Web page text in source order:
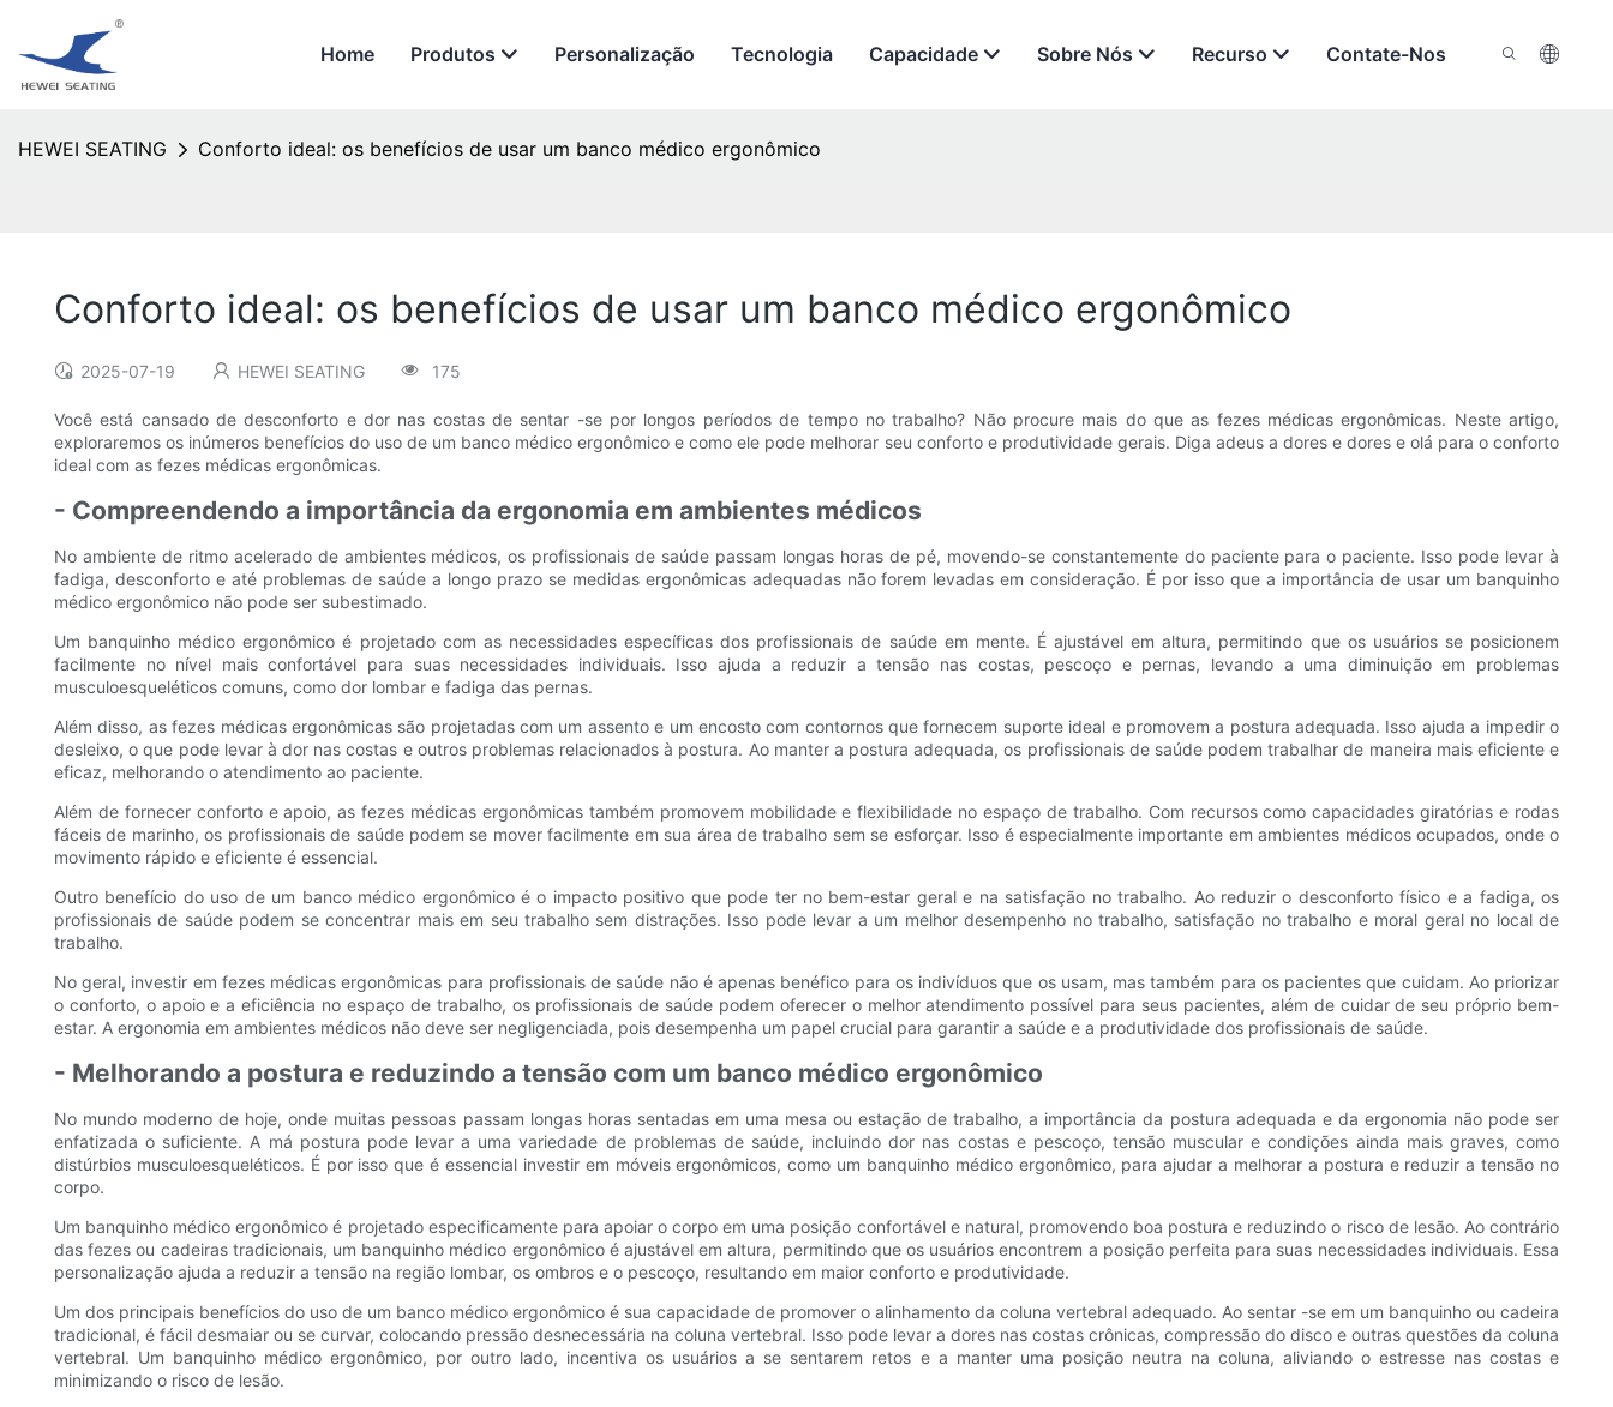
Home Produtos Personalização Tecnologia Capacidade Sobre Nós Recurso Contate-Nos
HEWEI SEATING Conforto ideal: os benefícios de usar um banco médico ergonômico
Conforto ideal: os benefícios de usar um banco médico ergonômico
2025-07-19 HEWEI SEATING 175
Você está cansado de desconforto e dor nas costas de sentar -se por longos períodos de tempo no trabalho? Não procure mais do que as fezes médicas ergonômicas. Neste artigo,
exploraremos os inúmeros benefícios do uso de um banco médico ergonômico e como ele pode melhorar seu conforto e produtividade gerais. Diga adeus a dores e dores e olá para o conforto
ideal com as fezes médicas ergonômicas.
- Compreendendo a importância da ergonomia em ambientes médicos
No ambiente de ritmo acelerado de ambientes médicos, os profissionais de saúde passam longas horas de pé, movendo-se constantemente do paciente para o paciente. Isso pode levar à
fadiga, desconforto e até problemas de saúde a longo prazo se medidas ergonômicas adequadas não forem levadas em consideração. É por isso que a importância de usar um banquinho
médico ergonômico não pode ser subestimado.
Um banquinho médico ergonômico é projetado com as necessidades específicas dos profissionais de saúde em mente. É ajustável em altura, permitindo que os usuários se posicionem
facilmente no nível mais confortável para suas necessidades individuais. Isso ajuda a reduzir a tensão nas costas, pescoço e pernas, levando a uma diminuição em problemas
musculoesqueléticos comuns, como dor lombar e fadiga das pernas.
Além disso, as fezes médicas ergonômicas são projetadas com um assento e um encosto com contornos que fornecem suporte ideal e promovem a postura adequada. Isso ajuda a impedir o
desleixo, o que pode levar à dor nas costas e outros problemas relacionados à postura. Ao manter a postura adequada, os profissionais de saúde podem trabalhar de maneira mais eficiente e
eficaz, melhorando o atendimento ao paciente.
Além de fornecer conforto e apoio, as fezes médicas ergonômicas também promovem mobilidade e flexibilidade no espaço de trabalho. Com recursos como capacidades giratórias e rodas
fáceis de marinho, os profissionais de saúde podem se mover facilmente em sua área de trabalho sem se esforçar. Isso é especialmente importante em ambientes médicos ocupados, onde o
movimento rápido e eficiente é essencial.
Outro benefício do uso de um banco médico ergonômico é o impacto positivo que pode ter no bem-estar geral e na satisfação no trabalho. Ao reduzir o desconforto físico e a fadiga, os
profissionais de saúde podem se concentrar mais em seu trabalho sem distrações. Isso pode levar a um melhor desempenho no trabalho, satisfação no trabalho e moral geral no local de
trabalho.
No geral, investir em fezes médicas ergonômicas para profissionais de saúde não é apenas benéfico para os indivíduos que os usam, mas também para os pacientes que cuidam. Ao priorizar
o conforto, o apoio e a eficiência no espaço de trabalho, os profissionais de saúde podem oferecer o melhor atendimento possível para seus pacientes, além de cuidar de seu próprio bem-
estar. A ergonomia em ambientes médicos não deve ser negligenciada, pois desempenha um papel crucial para garantir a saúde e a produtividade dos profissionais de saúde.
- Melhorando a postura e reduzindo a tensão com um banco médico ergonômico
No mundo moderno de hoje, onde muitas pessoas passam longas horas sentadas em uma mesa ou estação de trabalho, a importância da postura adequada e da ergonomia não pode ser
enfatizada o suficiente. A má postura pode levar a uma variedade de problemas de saúde, incluindo dor nas costas e pescoço, tensão muscular e condições ainda mais graves, como
distúrbios musculoesqueléticos. É por isso que é essencial investir em móveis ergonômicos, como um banquinho médico ergonômico, para ajudar a melhorar a postura e reduzir a tensão no
corpo.
Um banquinho médico ergonômico é projetado especificamente para apoiar o corpo em uma posição confortável e natural, promovendo boa postura e reduzindo o risco de lesão. Ao contrário
das fezes ou cadeiras tradicionais, um banquinho médico ergonômico é ajustável em altura, permitindo que os usuários encontrem a posição perfeita para suas necessidades individuais. Essa
personalização ajuda a reduzir a tensão na região lombar, os ombros e o pescoço, resultando em maior conforto e produtividade.
Um dos principais benefícios do uso de um banco médico ergonômico é sua capacidade de promover o alinhamento da coluna vertebral adequado. Ao sentar -se em um banquinho ou cadeira
tradicional, é fácil desmaiar ou se curvar, colocando pressão desnecessária na coluna vertebral. Isso pode levar a dores nas costas crônicas, compressão do disco e outras questões da coluna
vertebral. Um banquinho médico ergonômico, por outro lado, incentiva os usuários a se sentarem retos e a manter uma posição neutra na coluna, aliviando o estresse nas costas e
minimizando o risco de lesão.